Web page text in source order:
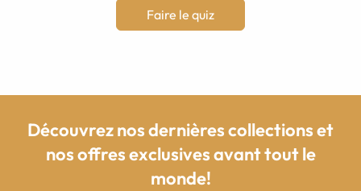
Faire le quiz
Découvrez nos dernières collections et
nos offres exclusives avant tout le
monde!